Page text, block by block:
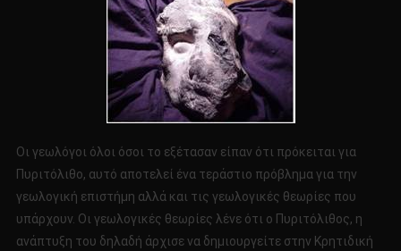
Οι γεωλόγοι όλοι όσοι το εξέτασαν είπαν ότι πρόκειται για
Πυριτόλιθο, αυτό αποτελεί ένα τεράστιο πρόβλημα για την
γεωλογική επιστήμη αλλά και τις γεωλογικές θεωρίες που
υπάρχουν. Οι γεωλογικές θεωρίες λένε ότι ο Πυριτόλιθος, η
ανάπτυξη του δηλαδή άρχισε να δημιουργείτε στην Κρητιδική